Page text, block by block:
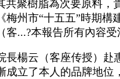
樹脂為次要原料，
州市“十五五”時期
...?本報告所有內容
云（客座传授）赴
成立了本人的品牌地